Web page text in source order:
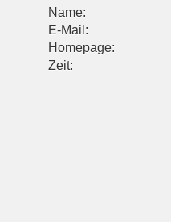
Name:
E-Mail:
Homepage:
Zeit: